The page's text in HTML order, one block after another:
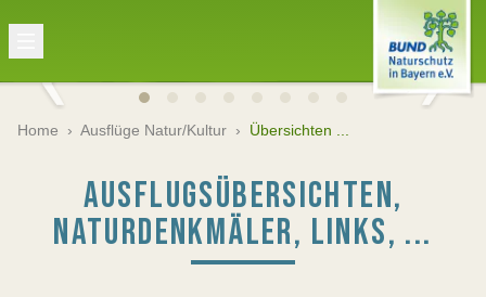
Home › Ausflüge Natur/Kultur › Übersichten ...
AUSFLUGSÜBERSICHTEN,
NATURDENKMÄLER, LINKS, ...